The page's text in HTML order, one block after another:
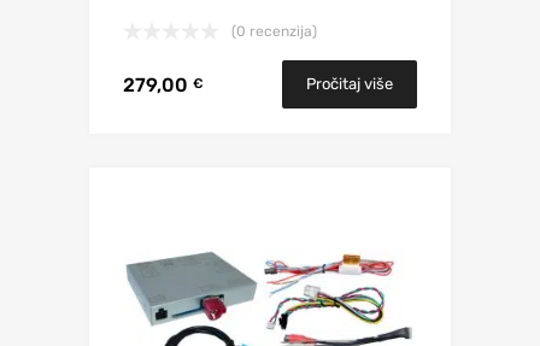
(0 recenzija)
279,00 € Pročitaj više